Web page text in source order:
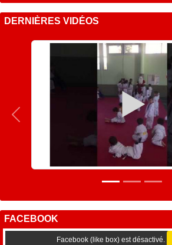
DERNIÈRES VIDÉOS
Précedent
FACEBOOK
Facebook (like box) est désactivé.